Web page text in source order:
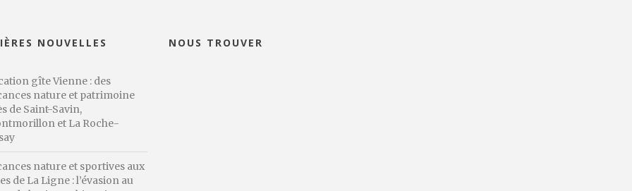
NOUVELLES
gîte Vienne : des
nature et patrimoine
de Saint-Savin,
et La Roche-
nature et sportives aux
de La Ligne : l’évasion au
NOUS TROUVER